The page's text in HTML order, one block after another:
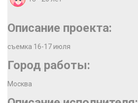
Описание проекта:
съемка 16-17 июля
Город работы:
Москва